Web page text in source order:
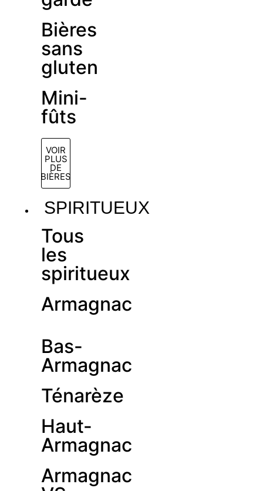
Bières
sans
gluten
Mini-
fûts
VOIR
PLUS
DE
BIÈRES
SPIRITUEUX
Tous
les
spiritueux
Armagnac
Bas-
Armagnac
Ténarèze
Haut-
Armagnac
Armagnac